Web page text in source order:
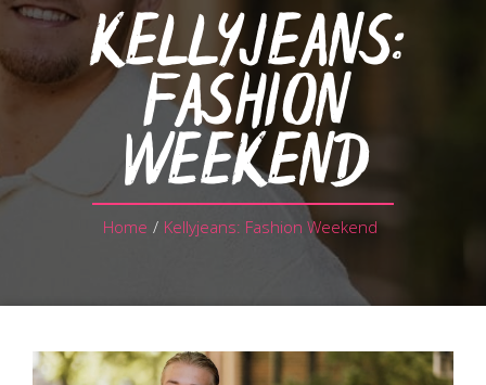
Winkelen & Horeca
Over Hoorn
Plan je bezoek
KELLYJEANS:
FASHION
WEEKEND
Home / Kellyjeans: Fashion Weekend